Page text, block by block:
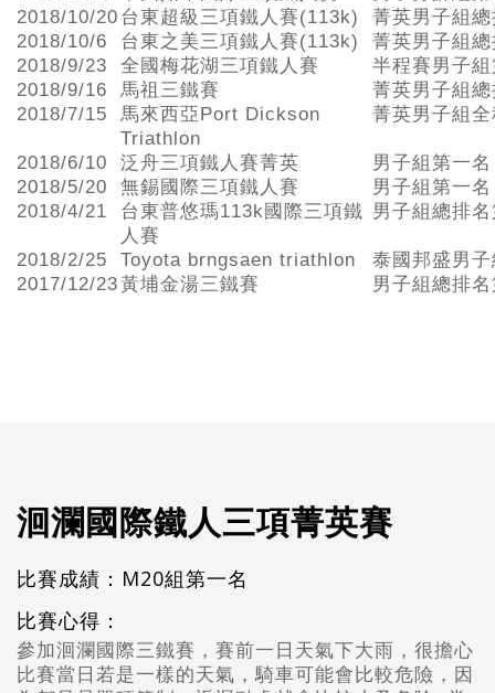
2018/10/20 台東超級三項鐵人賽(113k)
菁英男子組
2018/10/6
台東之美三項鐵人賽(113k)
菁英男子組
2018/9/23
全國梅花湖三項鐵人賽
半程賽男子
2018/9/16
馬祖三鐵賽
菁英男子組
2018/7/15
馬來西亞Port Dickson
Triathlon
菁英男子組
2018/6/10 泛舟三項鐵人賽菁英
男子組第一名
2018/5/20
無錫國際三項鐵人賽
男子組第一名
2018/4/21
台東普悠瑪113k國際三項鐵
人賽
男子組總排
2018/2/25 Toyota brngsaen triathlon
泰國邦盛男
2017/12/23黃埔金湯三鐵賽 男子組總排
洄瀾國際鐵人三項菁英賽
比賽成績：M20組第一名
比賽心得：
參加洄瀾國際三鐵賽，賽前一日天氣下大雨，很擔心
比賽當日若是一樣的天氣，騎車可能會比較危險，因